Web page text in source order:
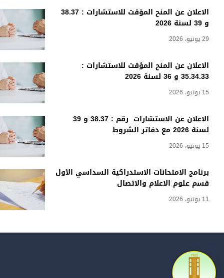
الاعلان عن المنح المؤقت للاستشارات : 38.37
و 39 لسنة 2026
29 يونيو، 2026
الاعلان عن المنح المؤقت للاستشارات :
35.34.33 و 36 لسنة 2026
15 يونيو، 2026
الاعلان عن الاستشارات رقم : 38.37 و 39
لسنة 2026 مع دفاتر الشروط
15 يونيو، 2026
برنامج الامتحانات الاستدراكية السداسي الأول
قسم علوم الاعلام والاتصال
11 يونيو، 2026